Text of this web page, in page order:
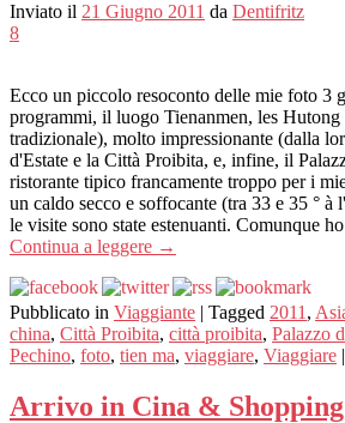
Inviato il 21 Giugno 2011 da Dentifritz
8
Ecco un piccolo resoconto delle mie foto 3
programmi, il luogo Tienanmen, les
tradizionale), molto impressionante (dalla
d'Estate e la Città Proibita, e, infine, il
ristorante tipico francamente troppo per i
un caldo secco e soffocante (tra 33 e 35 ° à
le visite sono state estenuanti. Comunque
Continua a leggere →
Pubblicato in Viaggiante | Tagged 2011 ,
china, Città Proibita, città proibita, Palazzo
Pechino, foto, tien ma, viaggiare, Viaggiare |
Arrivo in Cina &